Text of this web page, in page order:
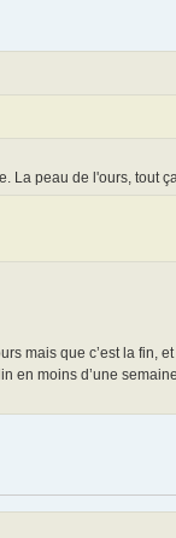
La peau de l'ours, tout
mais que c’est la fin,
moins d’une